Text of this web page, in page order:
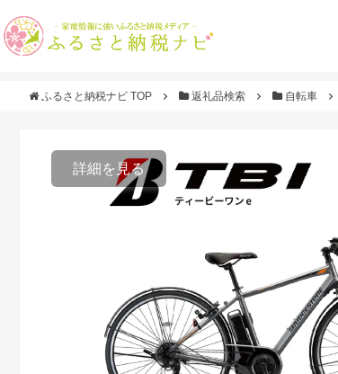
ふるさと納税ナビ TOP 返礼品検索 自転車
詳細を見る